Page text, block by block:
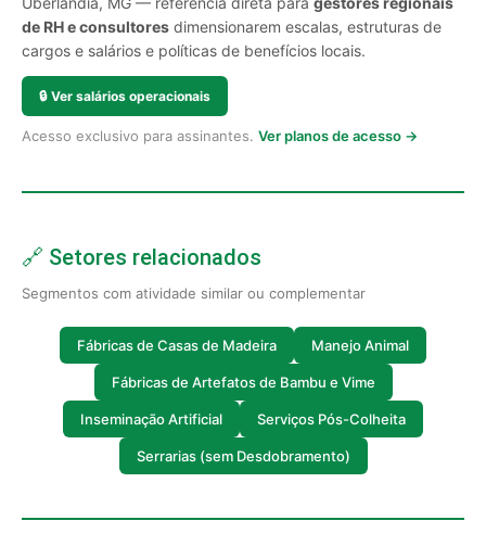
de RH e consultores dimensionarem escalas, estruturas de
cargos e salários e políticas de benefícios locais.
🔒 Ver salários operacionais
Acesso exclusivo para assinantes. Ver planos de acesso →
🔗 Setores relacionados
Segmentos com atividade similar ou complementar
Fábricas de Casas de Madeira Manejo Animal
Fábricas de Artefatos de Bambu e Vime
Inseminação Artificial Serviços Pós-Colheita
Serrarias (sem Desdobramento)